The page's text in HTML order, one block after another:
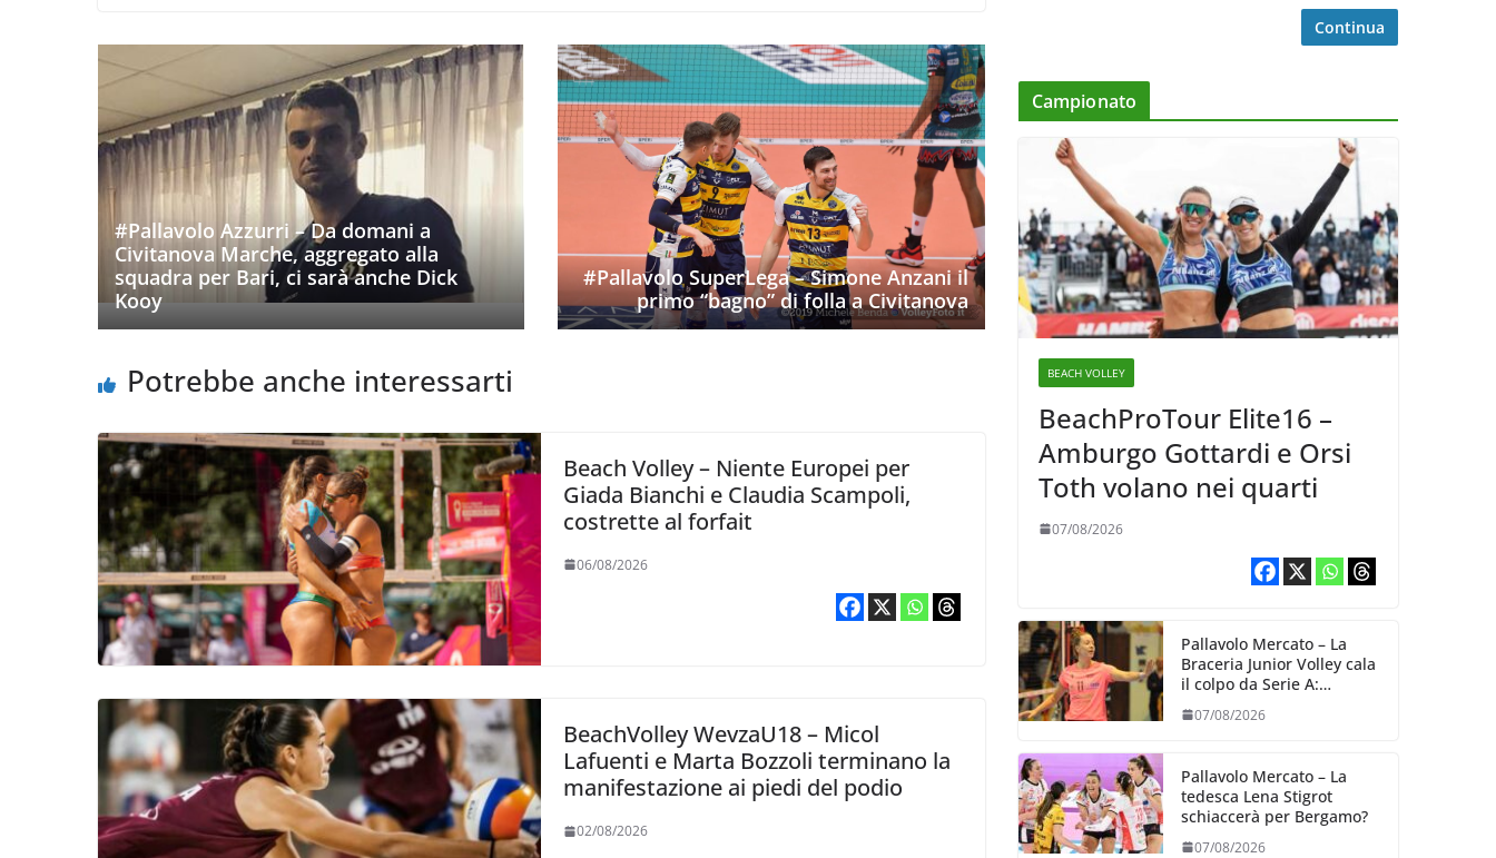
#Pallavolo Azzurri – Da domani a
Civitanova Marche, aggregato alla
squadra per Bari, ci sarà anche Dick
Kooy
#Pallavolo SuperLega – Simone Anzani il
primo “bagno” di folla a Civitanova
Potrebbe anche interessarti
Beach Volley – Niente Europei per
Giada Bianchi e Claudia Scampoli,
costrette al forfait
06/08/2026
BeachVolley WevzaU18 – Micol
Lafuenti e Marta Bozzoli terminano la
manifestazione ai piedi del podio
02/08/2026
Continua
Campionato
BEACH VOLLEY
BeachProTour Elite16 –
Amburgo Gottardi e Orsi
Toth volano nei quarti
07/08/2026
Pallavolo Mercato – La
Braceria Junior Volley cala
il colpo da Serie A:
Barbara Varaldo è il nuovo
riferimento dell’attacco
07/08/2026
Pallavolo Mercato – La
tedesca Lena Stigrot
schiaccerà per Bergamo?
07/08/2026